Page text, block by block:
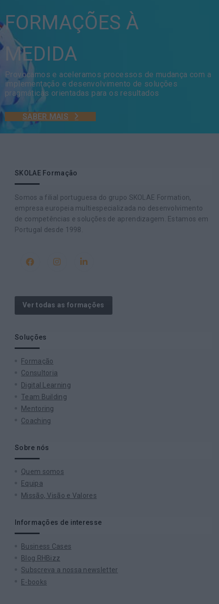
FORMAÇÕES À
MEDIDA
Provocamos e aceleramos processos de mudança com a
implementação e desenvolvimento de soluções
pragmáticas orientadas para os resultados
SABER MAIS
SKOLAE Formação
Somos a filial portuguesa do grupo SKOLAE Formation,
empresa europeia multiespecializada no desenvolvimento
de competências e soluções de aprendizagem. Estamos em
Portugal desde 1998.
Ver todas as formações
Soluções
Formação
Consultoria
Digital Learning
Team Building
Mentoring
Coaching
Sobre nós
Quem somos
Equipa
Missão, Visão e Valores
Informações de interesse
Business Cases
Blog RHBizz
Subscreva a nossa newsletter
E-books